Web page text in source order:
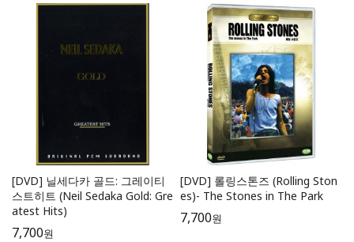
[DVD] 닐세다카 골드: 그레이티
스트히트 (Neil Sedaka Gold: Gre
atest Hits)
7,700원
[DVD] 롤링스톤즈 (Rolling Ston
es)- The Stones in The Park
7,700원